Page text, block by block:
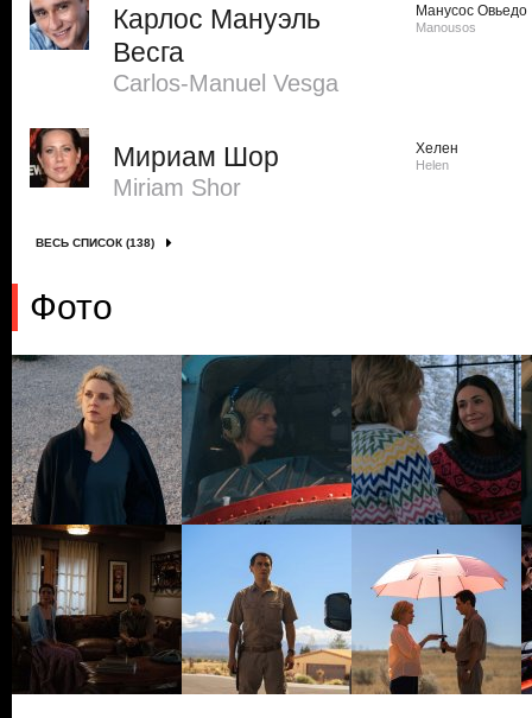
Карлос Мануэль
Весга
Carlos-Manuel Vesga
Манусос Овьедо
Manousos
Мириам Шор
Miriam Shor
Хелен
Helen
ВЕСЬ СПИСОК (138)
Фото